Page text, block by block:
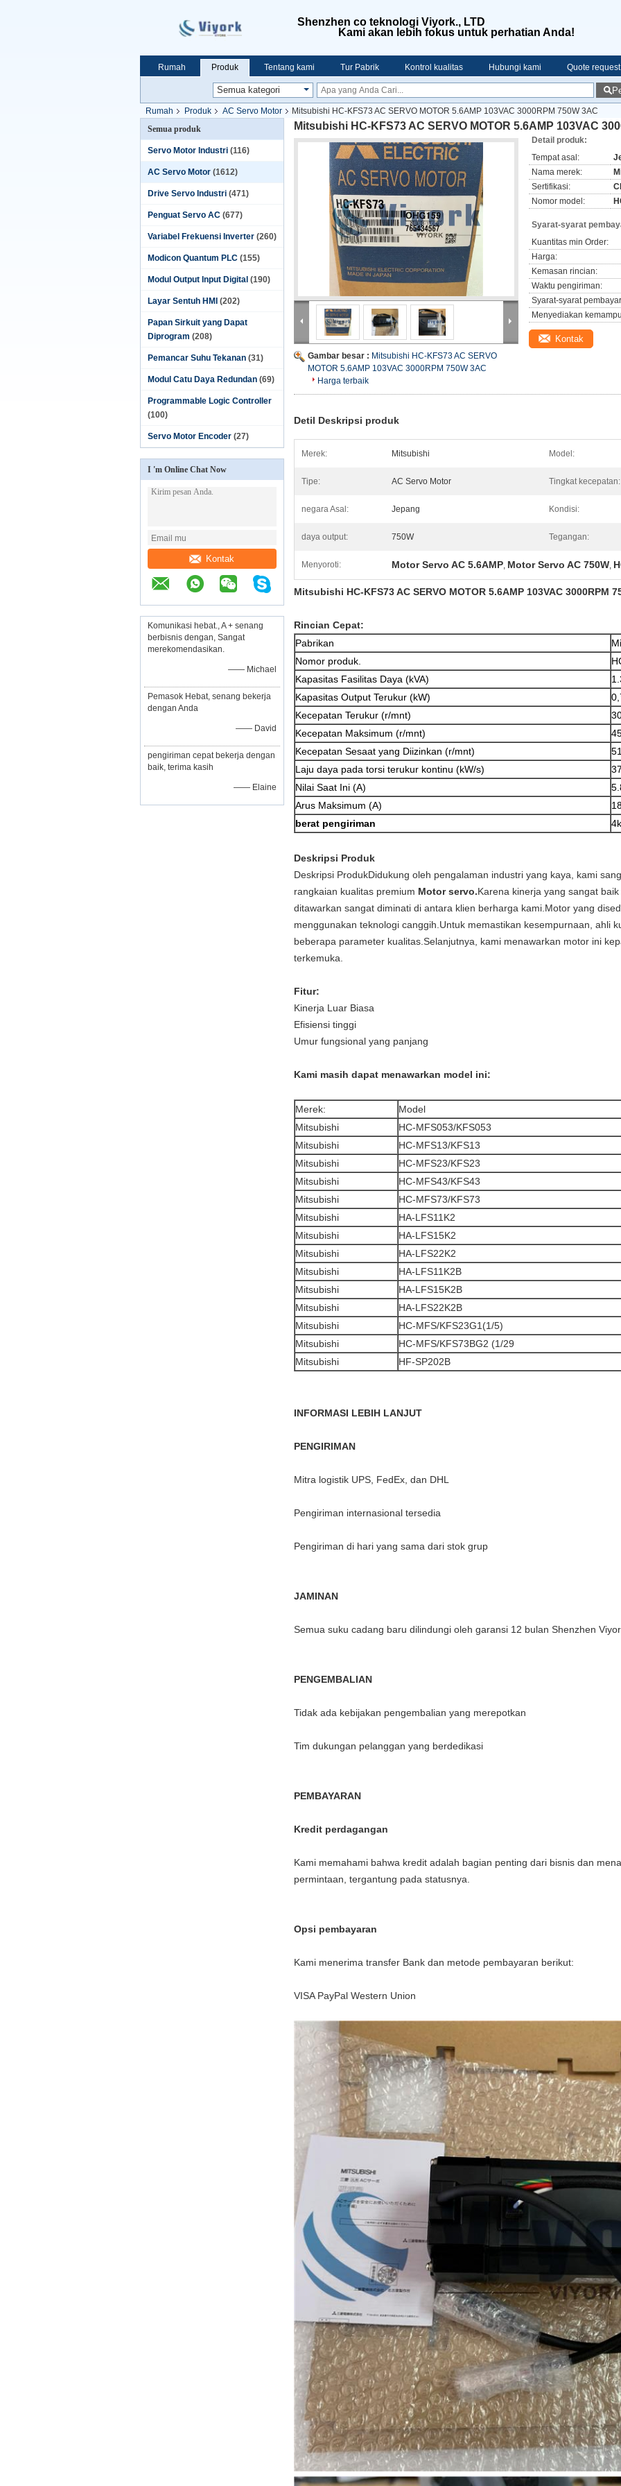
Shenzhen co teknologi Viyork., LTD
Kami akan lebih fokus untuk perhatian Anda!
Rumah Produk Tentang kami Tur Pabrik Kontrol kualitas Hubungi kami Quote
Rumah Produk AC Servo Motor
Mitsubishi HC-KFS73 AC SERVO MOTOR 5.6AMP 103VAC 3000RPM 750W 3AC
Semua produk
Servo Motor Industri (116)
AC Servo Motor (1612)
Drive Servo Industri (471)
Penguat Servo AC (677)
Variabel Frekuensi Inverter (260)
Modicon Quantum PLC (155)
Modul Output Input Digital (190)
Layar Sentuh HMI (202)
Papan Sirkuit yang Dapat
Diprogram (208)
Pemancar Suhu Tekanan (31)
Modul Catu Daya Redundan (69)
Programmable Logic Controller
(100)
Servo Motor Encoder (27)
I 'm Online Chat Now
Kontak
Komunikasi hebat., A + senang
berbisnis dengan, Sangat
merekomendasikan.
—— Michael
Pemasok Hebat, senang bekerja
dengan Anda
—— David
pengiriman cepat bekerja dengan
baik, terima kasih
—— Elaine
Mitsubishi HC-KFS73 AC SERVO MOTOR 5.6AMP 103VAC
Gambar besar : Mitsubishi HC-KFS73 AC SERVO
MOTOR 5.6AMP 103VAC 3000RPM 750W 3AC
Harga terbaik
Detail produk:
Tempat asal:
Nama merek:
Sertifikasi:
Nomor model:
Syarat-syarat
Kuantitas min Order:
Harga:
Kemasan rincian:
Waktu pengiriman:
Syarat-syarat
Menyediakan
Kontak
Detil Deskripsi produk
Merek: Mitsubishi Model:
Tipe: AC Servo Motor Tingkat kecepatan:
negara Asal: Jepang Kondisi:
daya output: 750W Tegangan:
Menyoroti: Motor Servo AC 5.6AMP, Motor Servo AC 750W,
Mitsubishi HC-KFS73 AC SERVO MOTOR 5.6AMP 103VAC 3000RPM
Rincian Cepat:
Pabrikan
Nomor produk.
Kapasitas Fasilitas Daya (kVA)
Kapasitas Output Terukur (kW)
Kecepatan Terukur (r/mnt)
Kecepatan Maksimum (r/mnt)
Kecepatan Sesaat yang Diizinkan (r/mnt)
Laju daya pada torsi terukur kontinu (kW/s)
Nilai Saat Ini (A)
Arus Maksimum (A)
berat pengiriman
Deskripsi Produk
Deskripsi ProdukDidukung oleh pengalaman industri yang kaya, kami
rangkaian kualitas premium Motor servo.Karena kinerja yang sangat
ditawarkan sangat diminati di antara klien berharga kami.Motor yang
menggunakan teknologi canggih.Untuk memastikan kesempurnaan, ahli
beberapa parameter kualitas.Selanjutnya, kami menawarkan motor ini
terkemuka.
Fitur:
Kinerja Luar Biasa
Efisiensi tinggi
Umur fungsional yang panjang
Kami masih dapat menawarkan model ini:
Merek: Model
Mitsubishi
HC-MFS053/KFS053
Mitsubishi
HC-MFS13/KFS13
Mitsubishi
HC-MFS23/KFS23
Mitsubishi
HC-MFS43/KFS43
Mitsubishi
HC-MFS73/KFS73
Mitsubishi
HA-LFS11K2
Mitsubishi
HA-LFS15K2
Mitsubishi
HA-LFS22K2
Mitsubishi
HA-LFS11K2B
Mitsubishi
HA-LFS15K2B
Mitsubishi
HA-LFS22K2B
Mitsubishi
HC-MFS/KFS23G1(1/5)
Mitsubishi
HC-MFS/KFS73BG2 (1/29
Mitsubishi
HF-SP202B
INFORMASI LEBIH LANJUT
PENGIRIMAN
Mitra logistik UPS, FedEx, dan DHL
Pengiriman internasional tersedia
Pengiriman di hari yang sama dari stok grup
JAMINAN
Semua suku cadang baru dilindungi oleh garansi 12 bulan Shenzhen
PENGEMBALIAN
Tidak ada kebijakan pengembalian yang merepotkan
Tim dukungan pelanggan yang berdedikasi
PEMBAYARAN
Kredit perdagangan
Kami memahami bahwa kredit adalah bagian penting dari bisnis dan
permintaan, tergantung pada statusnya.
Opsi pembayaran
Kami menerima transfer Bank dan metode pembayaran berikut:
VISA PayPal Western Union